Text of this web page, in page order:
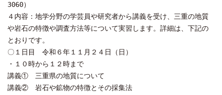
3060）
４内容：地学分野の学芸員や研究者から講義を受け、三重の地質
や岩石の特徴や調査方法等について実習します。詳細は、下記の
とおりです。
〇１日目 令和６年１１月２４日（日）
・１０時から１２時まで
講義① 三重県の地質について
講義② 岩石や鉱物の特徴とその採集法